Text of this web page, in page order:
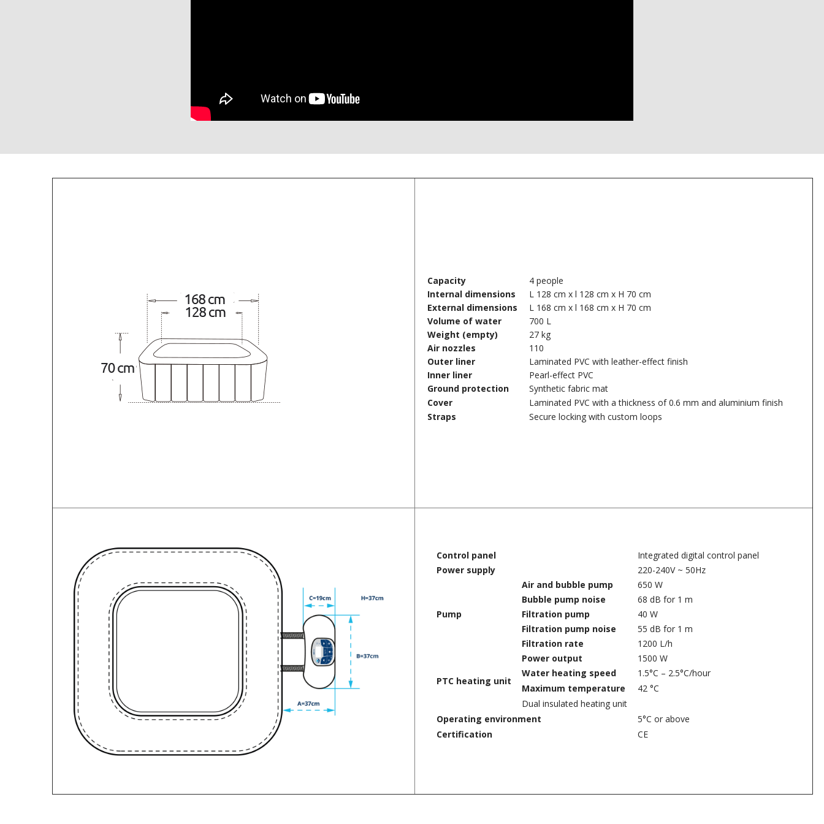
Capacity
4 people
Internal dimensions
L 128 cm x l 128 cm x H 70 cm
External dimensions
L 168 cm x l 168 cm x H 70 cm
Volume of water
700 L
Weight (empty)
27 kg
Air nozzles
110
Outer liner
Laminated PVC with leather-effect finish
Inner liner
Pearl-effect PVC
Ground protection
Synthetic fabric mat
Cover
Laminated PVC with a thickness of 0.6 mm and aluminium finish
Straps
Secure locking with custom loops
Control panel
Integrated digital control panel
Power supply
220-240V ~ 50Hz
Pump
Air and bubble pump
650 W
Bubble pump noise
68 dB for 1 m
Filtration pump
40 W
Filtration pump noise
55 dB for 1 m
Filtration rate
1200 L/h
PTC heating unit
Power output
1500 W
Water heating speed
1.5°C – 2.5°C/hour
Maximum temperature
42 °C
Dual insulated heating unit
Operating environment
5°C or above
Certification
CE